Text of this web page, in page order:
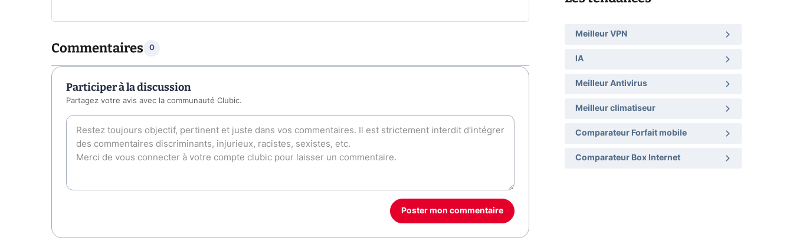
Commentaires 0
Participer à la discussion
Partagez votre avis avec la communauté Clubic.
Poster mon commentaire
Meilleur VPN
IA
Meilleur Antivirus
Meilleur climatiseur
Comparateur Forfait mobile
Comparateur Box Internet